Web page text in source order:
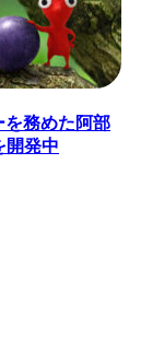
を務めた阿部
開発中